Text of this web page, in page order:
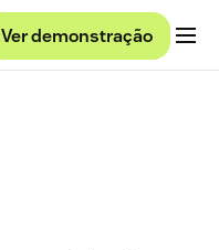
Ver demonstração